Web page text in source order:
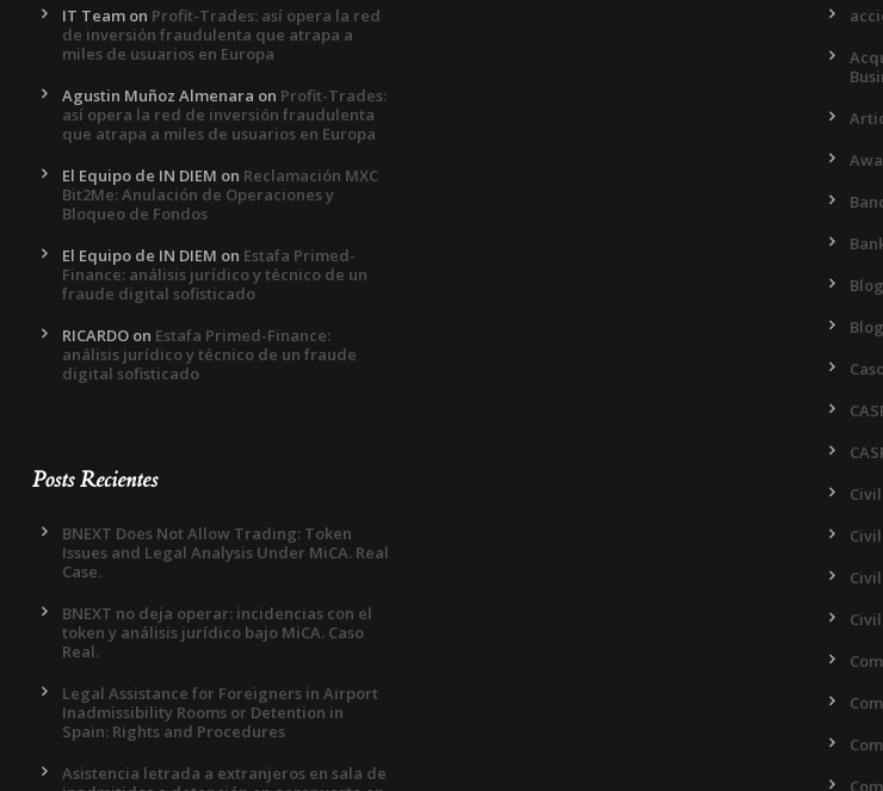
IT Team on Profit-Trades: así opera la red
de inversión fraudulenta que atrapa a
miles de usuarios en Europa
Agustin Muñoz Almenara on Profit-Trades:
así opera la red de inversión fraudulenta
que atrapa a miles de usuarios en Europa
El Equipo de IN DIEM on Reclamación MXC
Bit2Me: Anulación de Operaciones y
Bloqueo de Fondos
El Equipo de IN DIEM on Estafa Primed-
Finance: análisis jurídico y técnico de un
fraude digital sofisticado
RICARDO on Estafa Primed-Finance:
análisis jurídico y técnico de un fraude
digital sofisticado
Posts Recientes
BNEXT Does Not Allow Trading: Token
Issues and Legal Analysis Under MiCA. Real
Case.
BNEXT no deja operar: incidencias con el
token y análisis jurídico bajo MiCA. Caso
Real.
Legal Assistance for Foreigners in Airport
Inadmissibility Rooms or Detention in
Spain: Rights and Procedures
Asistencia letrada a extranjeros en sala de
Blog
Blog
Civil
Civil
Civil
Civil